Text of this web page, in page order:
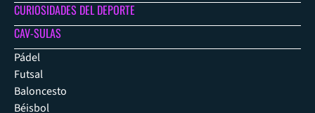
CURIOSIDADES DEL DEPORTE
CAV-SULAS
Pádel
Futsal
Baloncesto
Béisbol